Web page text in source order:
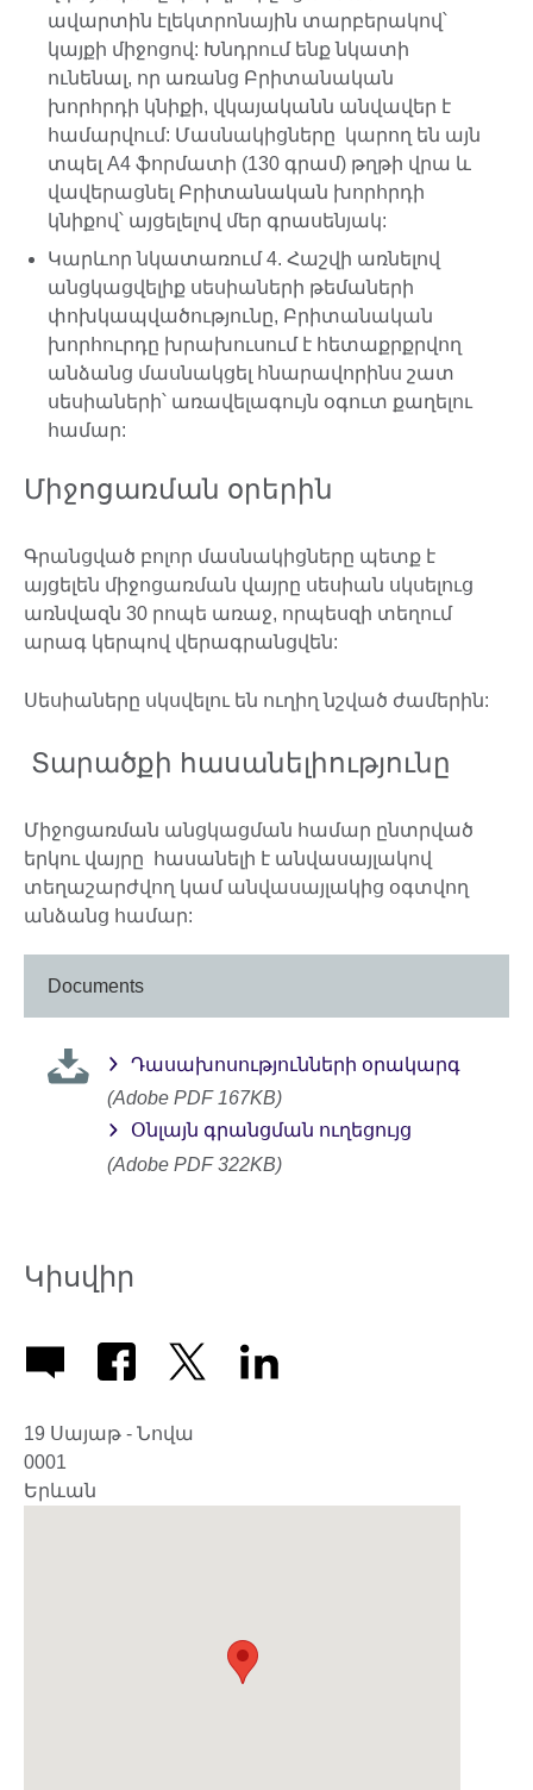
ավարտին էլեկտրոնային տարբերակով՝
կայքի միջոցով: Խնդրում ենք նկատի
ունենալ, որ առանց Բրիտանական
խորհրդի կնիքի, վկայականն անվավեր է
համարվում: Մասնակիցները կարող են այն
տպել A4 ֆորմատի (130 գրամ) թղթի վրա և
վավերացնել Բրիտանական խորհրդի
կնիքով՝ այցելելով մեր գրասենյակ:
Կարևոր նկատառում 4. Հաշվի առնելով
անցկացվելիք սեսիաների թեմաների
փոխկապվածությունը, Բրիտանական
խորհուրդը խրախուսում է հետաքրքրվող
անձանց մասնակցել հնարավորինս շատ
սեսիաների՝ առավելագույն օգուտ քաղելու
համար:
Միջոցառման օրերին
Գրանցված բոլոր մասնակիցները պետք է
այցելեն միջոցառման վայրը սեսիան սկսելուց
առնվազն 30 րոպե առաջ, որպեսզի տեղում
արագ կերպով վերագրանցվեն:
Սեսիաները սկսվելու են ուղիղ նշված ժամերին:
Տարածքի հասանելիությունը
Միջոցառման անցկացման համար ընտրված
երկու վայրը հասանելի է անվասայլակով
տեղաշարժվող կամ անվասայլակից օգտվող
անձանց համար:
Documents
Դասախոսությունների օրակարգ
(Adobe PDF 167KB)
Օնլայն գրանցման ուղեցույց
(Adobe PDF 322KB)
Կիսվիր
19 Սայաթ - Նովա
0001
Երևան